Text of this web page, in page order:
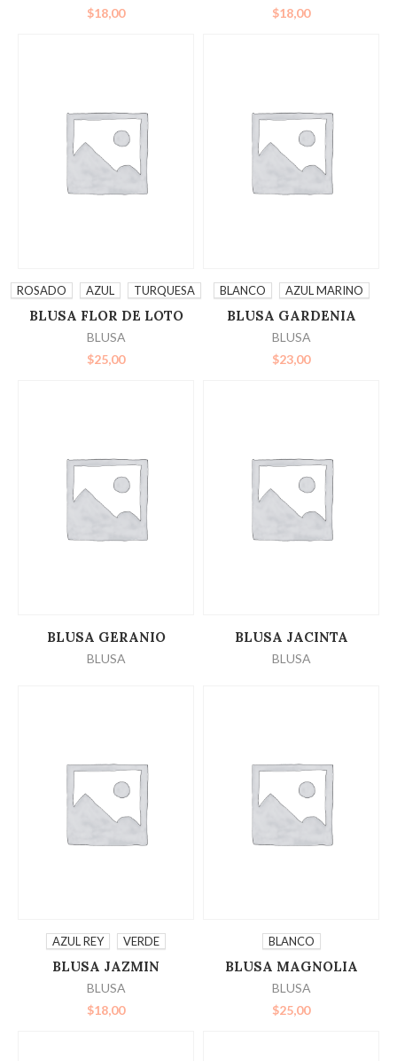
$18,00
$18,00
SELECCIONAR
OPCIONES
ROSADO AZUL TURQUESA
BLUSA FLOR DE LOTO
BLUSA
$25,00
SELECCIONAR
OPCIONES
BLANCO AZUL MARINO
BLUSA GARDENIA
BLUSA
$23,00
LEER MÁS
BLUSA GERANIO
BLUSA
LEER MÁS
BLUSA JACINTA
BLUSA
SELECCIONAR
OPCIONES
AZUL REY VERDE
BLUSA JAZMIN
BLUSA
$18,00
SELECCIONAR
OPCIONES
BLANCO
BLUSA MAGNOLIA
BLUSA
$25,00